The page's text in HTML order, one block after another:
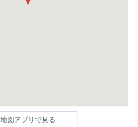
地図アプリで見る